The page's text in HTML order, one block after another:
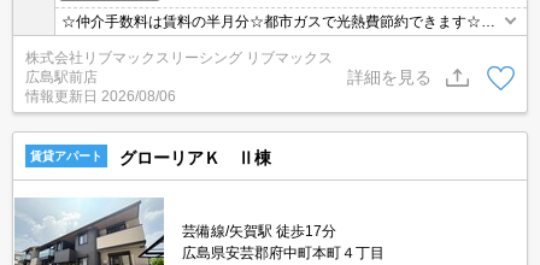
☆仲介手数料は賃料の半月分☆都市ガスで光熱費節約できます☆ネ
ど水回り設備充実♪近隣にスーパーやコンビニがあり住環境良好☆モ
ニタ付オートロック完備でセキュリティーは安心☆彡
株式会社リブマックスリーシング リブマックス
広島駅前店
情報更新日 2026/08/06
詳細を見る
賃貸アパート グローリアＫ Ⅱ棟
芸備線/矢賀駅 徒歩17分
広島県安芸郡府中町本町４丁目